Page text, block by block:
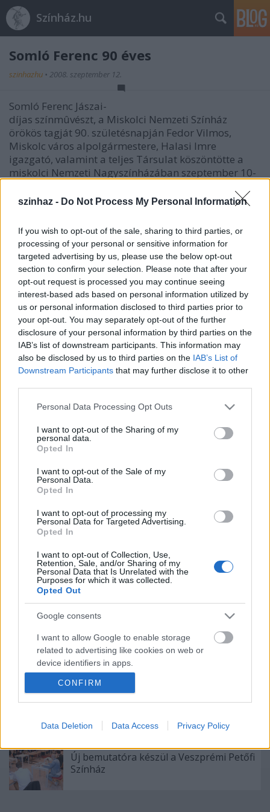
szinhaz - Do Not Process My Personal Information
If you wish to opt-out of the sale, sharing to third parties, or
processing of your personal or sensitive information for
targeted advertising by us, please use the below opt-out
section to confirm your selection. Please note that after your
opt-out request is processed you may continue seeing
interest-based ads based on personal information utilized by
us or personal information disclosed to third parties prior to
your opt-out. You may separately opt-out of the further
disclosure of your personal information by third parties on the
IAB’s list of downstream participants. This information may
also be disclosed by us to third parties on the IAB’s List of
Downstream Participants that may further disclose it to other
Please note that this website/app uses one or more Google
not limited to your visit or usage behaviour. You may click to
grant or deny consent to Google and its third-party tags to
use your data for below specified purposes in below Google
consent section.
Personal Data Processing Opt Outs
I want to opt-out of the Sharing of my
personal data.
Opted In
I want to opt-out of the Sale of my
Personal Data.
Opted In
I want to opt-out of processing my
Personal Data for Targeted Advertising.
Opted In
I want to opt-out of Collection, Use,
Retention, Sale, and/or Sharing of my
Personal Data that Is Unrelated with the
Purposes for which it was collected.
Opted Out
Google consents
I want to allow Google to enable storage
related to advertising like cookies on web or
device identifiers in apps.
I want to allow my user data to be sent to
Google for online advertising purposes.
I want to allow Google to send me
I want to allow Google to enable storage
related to analytics like cookies on web or
device identifiers in apps.
CONFIRM
Data Deletion Data Access Privacy Policy
Színház.hu
Somló Ferenc 90 éves
szinhazhu • 2008. szeptember 12.
Somló Ferenc Jászai-
díjas színmûvészt, a Miskolci Nemzeti Színház
örökös tagját 90. születésnapján Fedor Vilmos,
Miskolc város alpolgármestere, Halasi Imre
igazgató, valamint a teljes Társulat köszöntötte a
miskolci Nemzeti Nagyszínházában szeptember 10-
Somló Ferenc Budapest, majd Pécs után 1960-ban
költözött Miskolcra, ahol 1994-ig láthatta színpadon
a közönség. Fedor Vilmos alpolgármester a
Miskolcról készült grafikai sorozat egyik darabját, a
Társulat pedig egy, a művész feleségének portréját
ábrázoló festményt adott át az ünnepeltnek.
Forrás:Miskolci Nemzeti Színház
Ajánlott bejegyzések:
Színház érzékenyítő fesztiválja
„Csonka évadot zárni nem felemelő
érzés"
A Madách Színház zárt ajtók mellett is
közel 6000 nézőt fogadott júniusban
Bartók dallamok jazz-zenekarral és
tánccal
Új bemutatóra készül a Veszprémi Petőfi
Színház